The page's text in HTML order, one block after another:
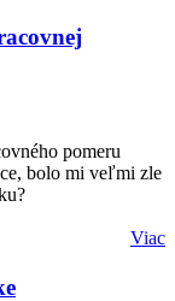
pomeru
bolo mi veľmi zle
Viac